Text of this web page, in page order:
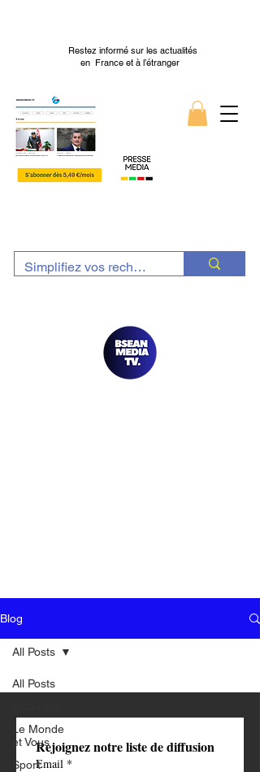
Restez informé sur les actualités
en France et à l’étranger
Blog
All Posts
Le Monde
et Vous
Sport
All Posts
Rejoignez notre liste de diffusion
Email *